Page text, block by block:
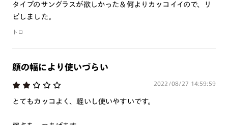
タイプのサングラスが欲しかった＆何よりカッコイイので、リ
ピしました。
トロ
顔の幅により使いづらい
2022/08/27 14:59:59
とてもカッコよく、軽いし使いやすいです。